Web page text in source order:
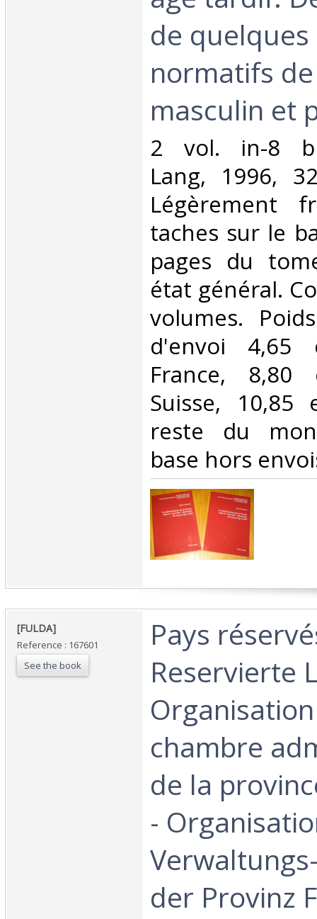
de quelques
normatifs
masculin et
‎2 vol. in-8
Lang, 1996,
Légèrement
taches sur le
pages du
état général.
volumes.
d'envoi
France,
Suisse,
reste du
base hors
‎[FULDA] ‎
Reference : 167601
See the book
‎Pays
Reservierte
chambre
de la
-
der Provinz